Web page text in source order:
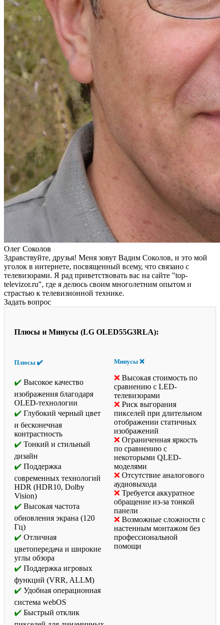
Олег Соколов
Здравствуйте, друзья! Меня зовут Вадим Соколов, и это мой
уголок в интернете, посвященный всему, что связано с
телевизорами. Я рад приветствовать вас на сайте "top-
televizor.ru", где я делюсь своим многолетним опытом и
страстью к телевизионной технике.
Задать вопрос
Плюсы и Минусы (LG OLED55G3RLA):
Плюсы ✔️
Высокое качество
изображения благодаря
OLED-технологии
Глубокий черный цвет
и бесконечная
контрастность
Тонкий и стильный
дизайн
Поддержка
современных технологий
HDR (HDR10, Dolby
Vision)
Высокая частота
обновления экрана (120
Гц)
Отличная
цветопередача и широкие
углы обзора
Поддержка игровых
функций (VRR, ALLM)
Удобная операционная
система webOS
Быстрый отклик
Минусы ❌
Высокая стоимость по
сравнению с LED-
телевизорами
Риск выгорания
пикселей при длительном
отображении статичных
изображений
Ограниченная яркость
по сравнению с
некоторыми QLED-
моделями
Отсутствие аналогового
аудиовыхода
Требуется аккуратное
обращение из-за тонкой
панели
Возможные сложности с
настенным монтажом без
профессиональной
помощи